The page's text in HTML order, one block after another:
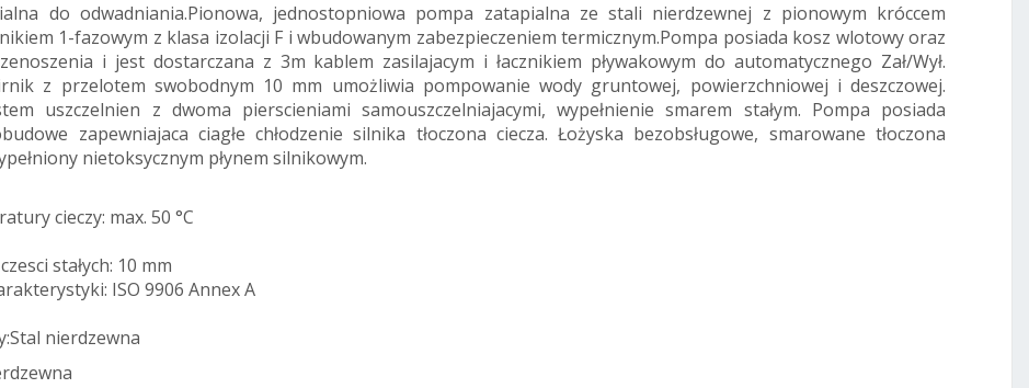
do odwadniania.Pionowa, jednostopniowa pompa zatapialna ze stali nierdzewnej z pionowym króccem
1-fazowym z klasa izolacji F i wbudowanym zabezpieczeniem termicznym.Pompa posiada kosz wlotowy oraz
i jest dostarczana z 3m kablem zasilajacym i łacznikiem pływakowym do automatycznego Zał/Wył.
z przelotem swobodnym 10 mm umożliwia pompowanie wody gruntowej, powierzchniowej i deszczowej.
uszczelnien z dwoma pierscieniami samouszczelniajacymi, wypełnienie smarem stałym. Pompa posiada
zapewniajaca ciagłe chłodzenie silnika tłoczona ciecza. Łożyska bezobsługowe, smarowane tłoczona
nietoksycznym płynem silnikowym.
cieczy: max. 50 °C
stałych: 10 mm
ISO 9906 Annex A
nierdzewna